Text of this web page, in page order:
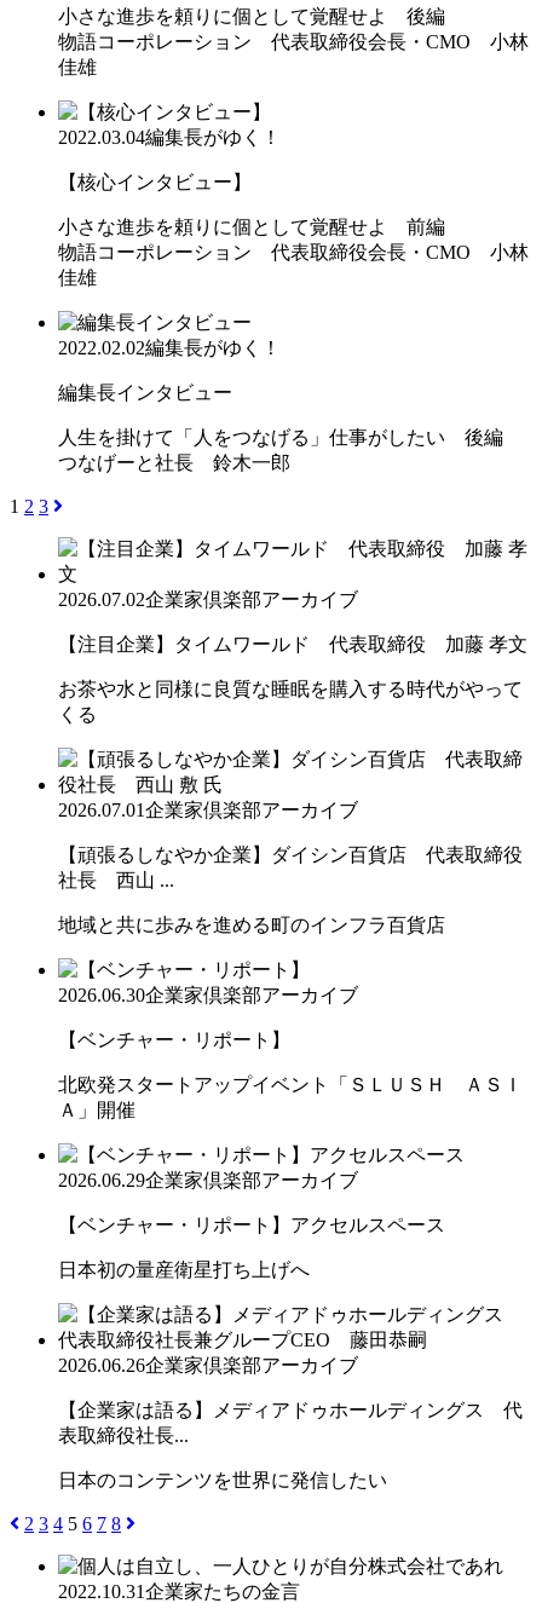
小さな進歩を頼りに個として覚醒せよ 後編
物語コーポレーション 代表取締役会長・CMO 小林
佳雄
2022.03.04編集長がゆく！
【核心インタビュー】
小さな進歩を頼りに個として覚醒せよ 前編
物語コーポレーション 代表取締役会長・CMO 小林
佳雄
2022.02.02編集長がゆく！
編集長インタビュー
人生を掛けて「人をつなげる」仕事がしたい 後編
つなげーと社長 鈴木一郎
1 2 3
2026.07.02企業家倶楽部アーカイブ
【注目企業】タイムワールド 代表取締役 加藤 孝文
お茶や水と同様に良質な睡眠を購入する時代がやって
くる
2026.07.01企業家倶楽部アーカイブ
【頑張るしなやか企業】ダイシン百貨店 代表取締役
社長 西山 ...
地域と共に歩みを進める町のインフラ百貨店
2026.06.30企業家倶楽部アーカイブ
【ベンチャー・リポート】
北欧発スタートアップイベント「ＳＬＵＳＨ ＡＳＩ
Ａ」開催
2026.06.29企業家倶楽部アーカイブ
【ベンチャー・リポート】アクセルスペース
日本初の量産衛星打ち上げへ
2026.06.26企業家倶楽部アーカイブ
【企業家は語る】メディアドゥホールディングス 代
表取締役社長...
日本のコンテンツを世界に発信したい
2 3 4 5 6 7 8
2022.10.31企業家たちの金言